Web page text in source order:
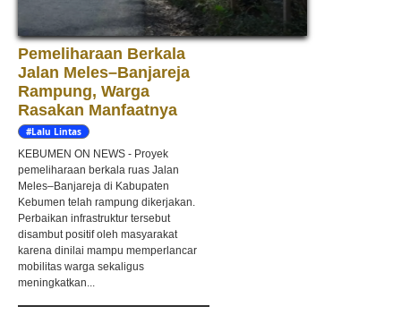
Pemeliharaan Berkala
Jalan Meles–Banjareja
Rampung, Warga
Rasakan Manfaatnya
#Lalu Lintas
KEBUMEN ON NEWS - Proyek
pemeliharaan berkala ruas Jalan
Meles–Banjareja di Kabupaten
Kebumen telah rampung dikerjakan.
Perbaikan infrastruktur tersebut
disambut positif oleh masyarakat
karena dinilai mampu memperlancar
mobilitas warga sekaligus
meningkatkan...